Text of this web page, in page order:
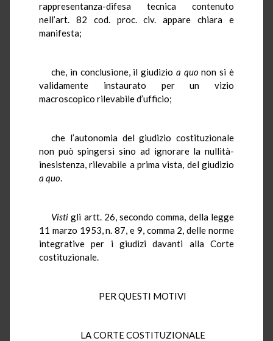
rappresentanza-difesa tecnica contenuto
nell’art. 82 cod. proc. civ. appare chiara e
manifesta;
che, in conclusione, il giudizio a quonon si è
validamente instaurato per un vizio
macroscopico rilevabile d’ufficio;
che l’autonomia del giudizio costituzionale
non può spingersi sino ad ignorare la nullità-
inesistenza, rilevabile a prima vista, del giudizio
a quo.
Visti gli artt. 26, secondo comma, della legge
11 marzo 1953, n. 87, e 9, comma 2, delle norme
integrative per i giudizi davanti alla Corte
costituzionale.
PER QUESTI MOTIVI
LA CORTE COSTITUZIONALE